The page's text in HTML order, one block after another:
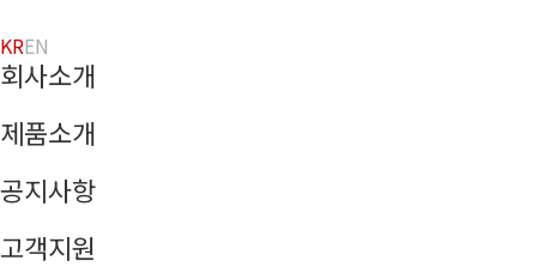
KREN
회사소개
제품소개
공지사항
고객지원